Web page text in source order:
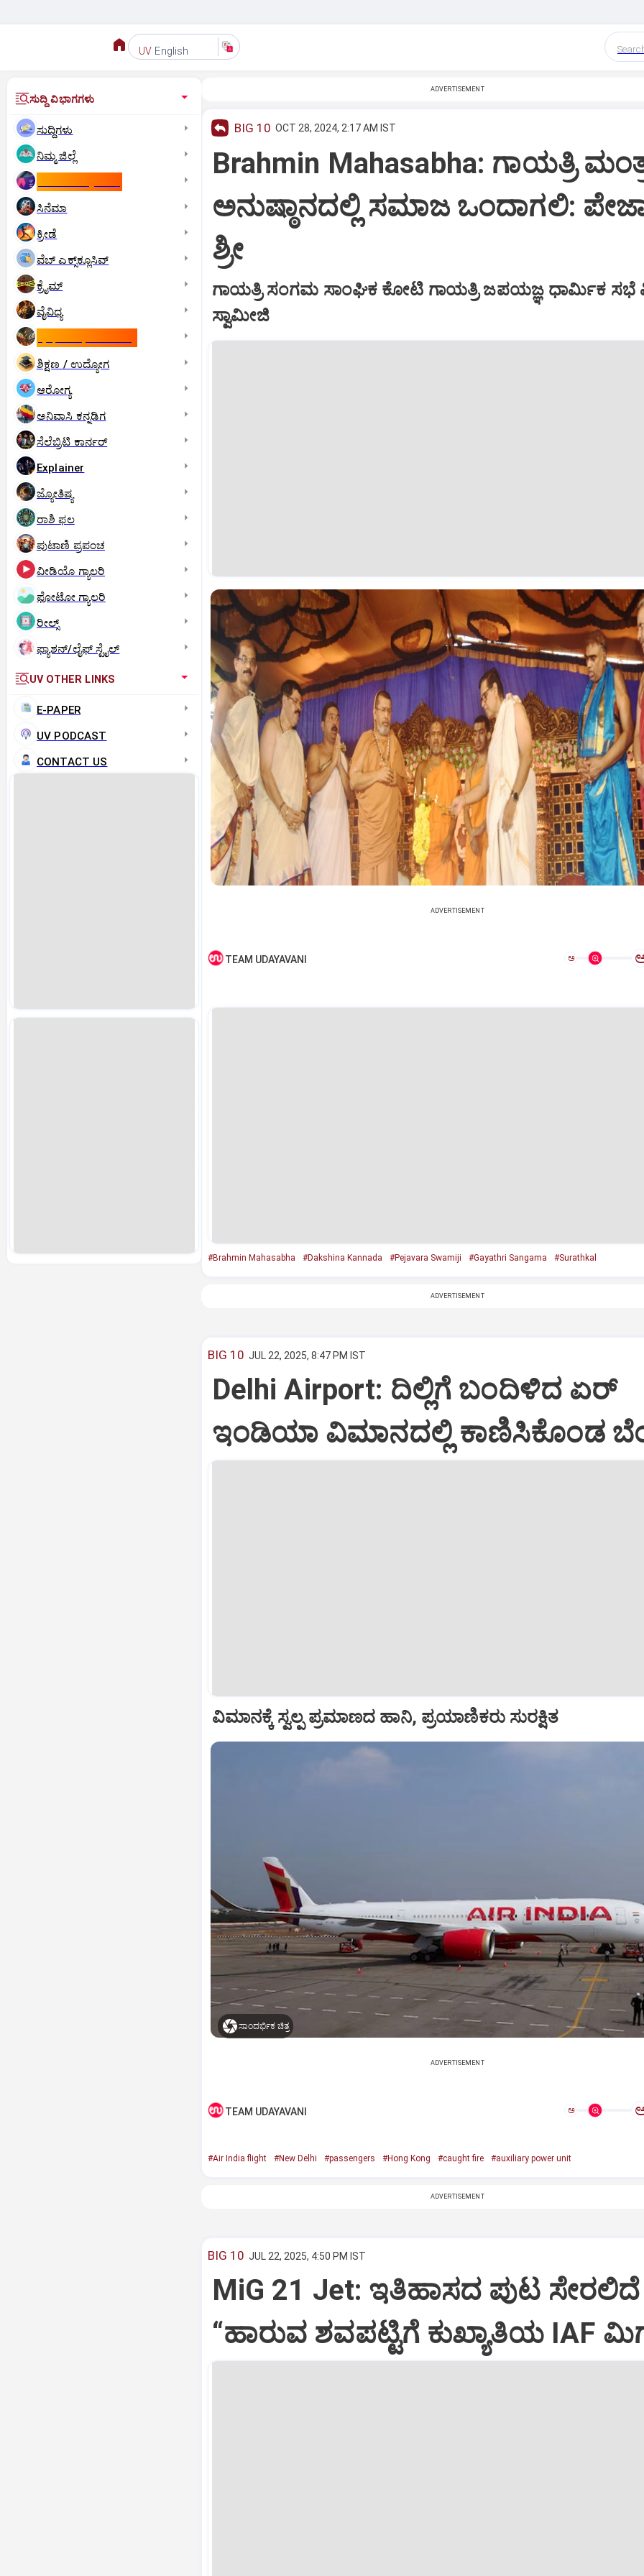
UV English
ಸುದ್ದಿ ವಿಭಾಗಗಳು
ಸುದ್ದಿಗಳು
ನಿಮ್ಮ ಜಿಲ್ಲೆ
ಸಿನೆಮಾ
ಕ್ರೀಡೆ
ವೆಬ್ ಎಕ್ಸ್‌ಕ್ಲೂಸಿವ್
ಕ್ರೈಮ್
ವೈವಿಧ್ಯ
ಶಿಕ್ಷಣ / ಉದ್ಯೋಗ
ಆರೋಗ್ಯ
ಅನಿವಾಸಿ ಕನ್ನಡಿಗ
ಸೆಲೆಬ್ರಿಟಿ ಕಾರ್ನರ್‌
Explainer
ಜ್ಯೋತಿಷ್ಯ
ರಾಶಿ ಫಲ
ಪುಟಾಣಿ ಪ್ರಪಂಚ
ವೀಡಿಯೊ ಗ್ಯಾಲರಿ
ಫೋಟೋ ಗ್ಯಾಲರಿ
ರೀಲ್ಸ್
ಫ್ಯಾಶನ್/ಲೈಫ್‌ ಸ್ಟೈಲ್
UV OTHER LINKS
E-PAPER
UV PODCAST
CONTACT US
ADVERTISEMENT
BIG 10 OCT 28, 2024, 2:17 AM IST
Brahmin Mahasabha: ಗಾಯತ್ರಿ
ಅನುಷ್ಠಾನದಲ್ಲಿ ಸಮಾಜ ಒಂದಾಗಲಿ:
ಶ್ರೀ
ಗಾಯತ್ರಿ ಸಂಗಮ ಸಾಂಘಿಕ ಕೋಟಿ ಗಾಯತ್ರಿ ಜಪಯಜ್ಞ ಧಾರ್ಮಿಕ ಸಭೆ
ಸ್ವಾಮೀಜಿ
ADVERTISEMENT
TEAM UDAYAVANI ಅ
#Brahmin Mahasabha #Dakshina Kannada #Pejavara Swamiji #Gayathri Sangama #Surathkal
ADVERTISEMENT
BIG 10 JUL 22, 2025, 8:47 PM IST
Delhi Airport: ದಿಲ್ಲಿಗೆ ಬಂದಿಳಿದ ಏರ್‌
ಇಂಡಿಯಾ ವಿಮಾನದಲ್ಲಿ ಕಾಣಿಸಿಕೊಂಡ
ವಿಮಾನಕ್ಕೆ ಸ್ವಲ್ಪ ಪ್ರಮಾಣದ ಹಾನಿ, ಪ್ರಯಾಣಿಕರು ಸುರಕ್ಷಿತ
ಸಾಂದರ್ಭಿಕ ಚಿತ್ರ
ADVERTISEMENT
TEAM UDAYAVANI ಅ
#Air India flight #New Delhi #passengers #Hong Kong #caught fire #auxiliary power unit
ADVERTISEMENT
BIG 10 JUL 22, 2025, 4:50 PM IST
MiG 21 Jet: ಇತಿಹಾಸದ ಪುಟ ಸೇರಲಿದೆ
“ಹಾರುವ ಶವಪಟ್ಟಿಗೆ ಕುಖ್ಯಾತಿಯ IAF